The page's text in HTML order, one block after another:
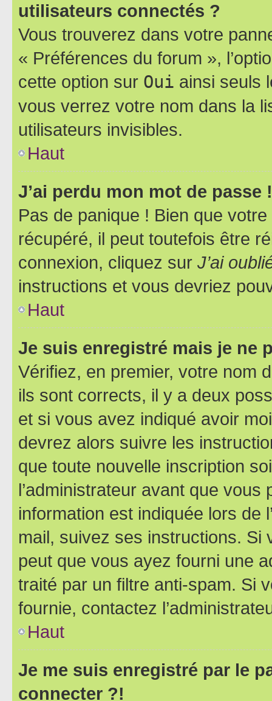
utilisateurs connectés ?
Vous trouverez dans votre
« Préférences du forum »,
cette option sur Oui ainsi seuls
vous verrez votre nom dans la
utilisateurs invisibles.
Haut
J’ai perdu mon mot de passe !
Pas de panique ! Bien que
récupéré, il peut toutefois être
connexion, cliquez sur J’ai
instructions et vous devriez
Haut
Je suis enregistré mais je ne
Vérifiez, en premier, votre nom
ils sont corrects, il y a deux
et si vous avez indiqué avoir
devrez alors suivre les
que toute nouvelle inscription
l’administrateur avant que
information est indiquée lors de
mail, suivez ses instructions. Si
peut que vous ayez fourni une
traité par un filtre anti-spam. Si
fournie, contactez
Haut
Je me suis enregistré par le
connecter ?!